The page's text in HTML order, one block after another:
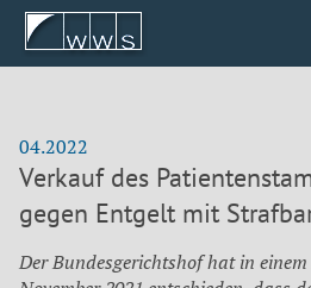
04.2022
Verkauf des
gegen Entgelt mit
Der Bundesgerichtshof hat in einem